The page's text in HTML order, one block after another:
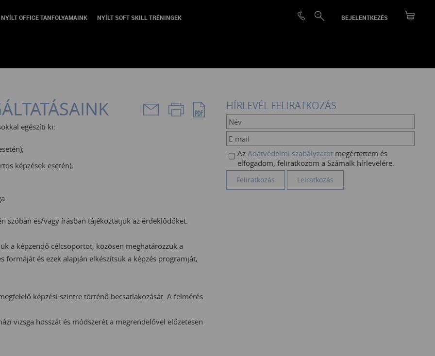
BEJELENTKEZÉS
NYÍLT OFFICE TANFOLYAMAINK NYÍLT SOFT SKILL TRÉNINGEK
egészíti ki:
képzések esetén);
szóban és/vagy írásban tájékoztatjuk az érdeklődőket.
a képzendő célcsoportot, közösen meghatározzuk a
formáját és ezek alapján elkészítsük a képzés programját,
képzési szintre történő becsatlakozását. A felmérés
vizsga hosszát és módszerét a megrendelővel előzetesen
HÍRLEVÉL FELIRATKOZÁS
Az Adatvédelmi szabályzatot megértettem és
elfogadom, feliratkozom a Számalk hírlevelére.